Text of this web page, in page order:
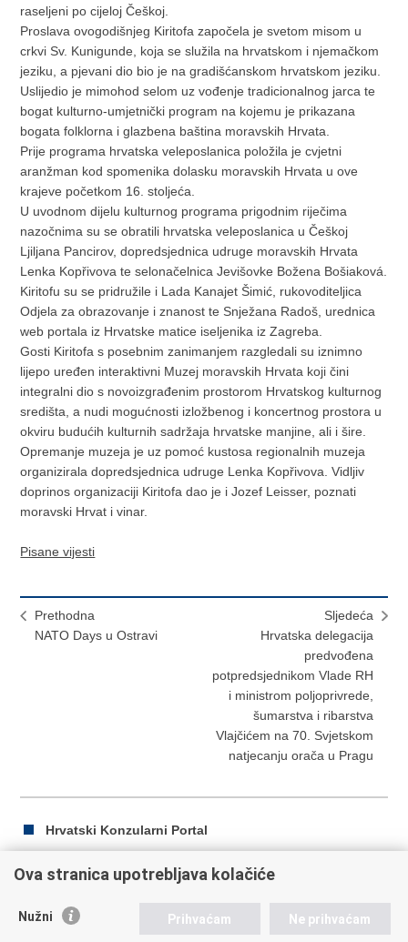
raseljeni po cijeloj Češkoj.
Proslava ovogodišnjeg Kiritofa započela je svetom misom u
crkvi Sv. Kunigunde, koja se služila na hrvatskom i njemačkom
jeziku, a pjevani dio bio je na gradišćanskom hrvatskom jeziku.
Uslijedio je mimohod selom uz vođenje tradicionalnog jarca te
bogat kulturno-umjetnički program na kojemu je prikazana
bogata folklorna i glazbena baština moravskih Hrvata.
Prije programa hrvatska veleposlanica položila je cvjetni
aranžman kod spomenika dolasku moravskih Hrvata u ove
krajeve početkom 16. stoljeća.
U uvodnom dijelu kulturnog programa prigodnim riječima
nazočnima su se obratili hrvatska veleposlanica u Češkoj
Ljiljana Pancirov, dopredsjednica udruge moravskih Hrvata
Lenka Kopřivova te selonačelnica Jevišovke Božena Bošiaková.
Kiritofu su se pridružile i Lada Kanajet Šimić, rukovoditeljica
Odjela za obrazovanje i znanost te Snježana Radoš, urednica
web portala iz Hrvatske matice iseljenika iz Zagreba.
Gosti Kiritofa s posebnim zanimanjem razgledali su iznimno
lijepo uređen interaktivni Muzej moravskih Hrvata koji čini
integralni dio s novoizgrađenim prostorom Hrvatskog kulturnog
središta, a nudi mogućnosti izložbenog i koncertnog prostora u
okviru budućih kulturnih sadržaja hrvatske manjine, ali i šire.
Opremanje muzeja je uz pomoć kustosa regionalnih muzeja
organizirala dopredsjednica udruge Lenka Kopřivova. Vidljiv
doprinos organizaciji Kiritofa dao je i Jozef Leisser, poznati
moravski Hrvat i vinar.
Pisane vijesti
Prethodna
NATO Days u Ostravi
Sljedeća
Hrvatska delegacija
predvođena
potpredsjednikom Vlade RH
i ministrom poljoprivrede,
šumarstva i ribarstva
Vlajčićem na 70. Svjetskom
natjecanju orača u Pragu
Hrvatski Konzularni Portal
Ispiši
Podijeli
Ova stranica upotrebljava kolačiće
Nužni Prihvaćam Ne prihvaćam